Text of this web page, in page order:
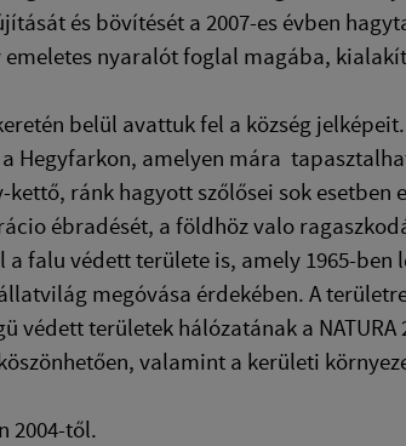
és bövítését a 2007-es évben
nyaralót foglal magába,
belül avattuk fel a község jelképeit.
Hegyfarkon, amelyen mára
ránk hagyott szőlősei sok esetben
ébradését, a földhöz valo
falu védett területe is, amely 1965-ben
megóvása érdekében. A
területek hálózatának a NATURA
valamint a kerületi
2004-től.